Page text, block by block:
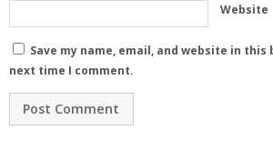
Website
Save my name, email, and website in
next time I comment.